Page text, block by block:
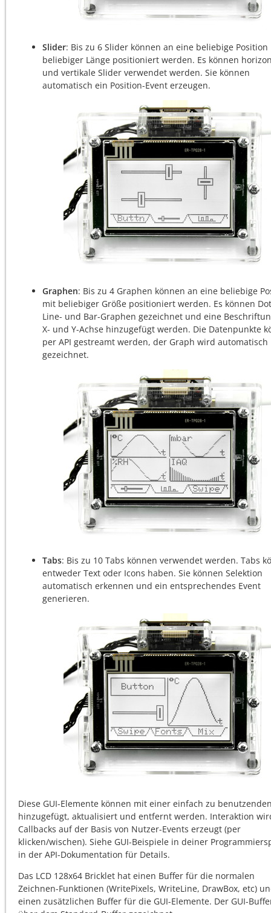
Slider: Bis zu 6 Slider können an eine beliebige
beliebiger Länge positioniert werden. Es können
und vertikale Slider verwendet werden. Sie können
automatisch ein Position-Event erzeugen.
Graphen: Bis zu 4 Graphen können an eine beliebige
mit beliebiger Größe positioniert werden. Es können
Line- und Bar-Graphen gezeichnet und eine
X- und Y-Achse hinzugefügt werden. Die Datenpunkte
per API gestreamt werden, der Graph wird automatisch
gezeichnet.
Tabs: Bis zu 10 Tabs können verwendet werden. Tabs
entweder Text oder Icons haben. Sie können Selektion
automatisch erkennen und ein entsprechendes Event
generieren.
Diese GUI-Elemente können mit einer einfach zu
hinzugefügt, aktualisiert und entfernt werden. Interaktion
Callbacks auf der Basis von Nutzer-Events erzeugt (per
klicken/wischen). Siehe GUI-Beispiele in deiner
in der API-Dokumentation für Details.
Das LCD 128x64 Bricklet hat einen Buffer für die normalen
Zeichnen-Funktionen (WritePixels, WriteLine, DrawBox, etc)
einen zusätzlichen Buffer für die GUI-Elemente. Der GUI-